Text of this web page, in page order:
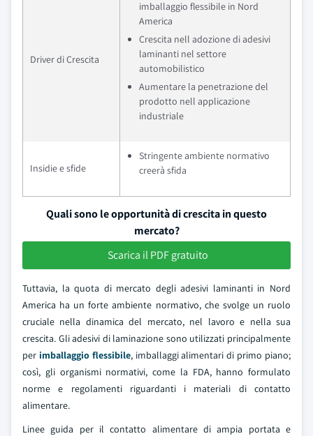
Driver di Crescita
imballaggio flessibile in Nord
America
Crescita nell adozione di adesivi
laminanti nel settore
automobilistico
Aumentare la penetrazione del
prodotto nell applicazione
industriale
Insidie e sfide
Stringente ambiente normativo
creerà sfida
Quali sono le opportunità di crescita in questo
mercato?
Scarica il PDF gratuito
Tuttavia, la quota di mercato degli adesivi laminanti in Nord
America ha un forte ambiente normativo, che svolge un ruolo
cruciale nella dinamica del mercato, nel lavoro e nella sua
crescita. Gli adesivi di laminazione sono utilizzati principalmente
per imballaggio flessibile, imballaggi alimentari di primo piano;
così, gli organismi normativi, come la FDA, hanno formulato
norme e regolamenti riguardanti i materiali di contatto
alimentare.
Linee guida per il contatto alimentare di ampia portata e